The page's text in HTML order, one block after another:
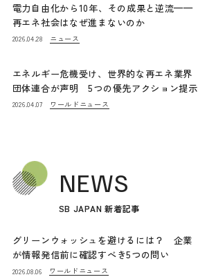
電力自由化から10年、その成果と逆流——
再エネ社会はなぜ進まないのか
2026.04.28 ニュース
エネルギー危機受け、世界的な再エネ業界
団体連合が声明 5つの優先アクション提示
2026.04.07 ワールドニュース
NEWS
SB JAPAN 新着記事
グリーンウォッシュを避けるには？ 企業
が情報発信前に確認すべき5つの問い
2026.08.06 ワールドニュース